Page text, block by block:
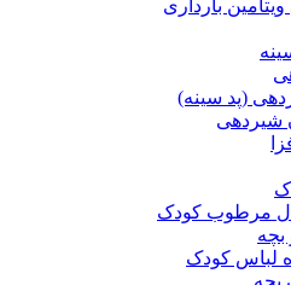
بارداری
(پد سینه)
شیردهی
مرطوب کودک
بچه
لباس کودک
بچه